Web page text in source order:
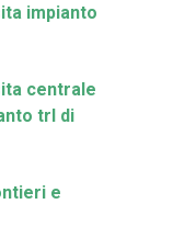
impianto
centrale
trl di
e